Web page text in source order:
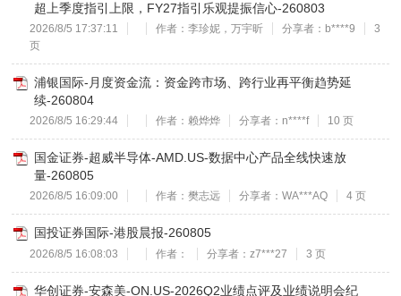
超上季度指引上限，FY27指引乐观提振信心-260803
2026/8/5 17:37:11 作者：李珍妮，万宇昕 分享者：b****9
3
页
浦银国际-月度资金流：资金跨市场、跨行业再平衡趋势延
续-260804
2026/8/5 16:29:44 作者：赖烨烨 分享者：n****f 10 页
国金证券-超威半导体-AMD.US-数据中心产品全线快速放
量-260805
2026/8/5 16:09:00 作者：樊志远 分享者：WA***AQ 4 页
国投证券国际-港股晨报-260805
2026/8/5 16:08:03 作者： 分享者：z7***27 3 页
华创证券-安森美-ON.US-2026Q2业绩点评及业绩说明会纪